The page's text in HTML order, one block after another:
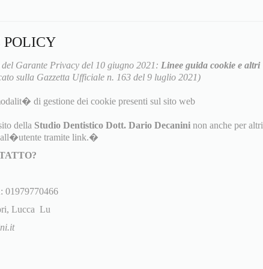
POLICY
Garante Privacy del 10 giugno 2021: Linee guida cookie e altri
sulla Gazzetta Ufficiale n. 163 del 9 luglio 2021)
di gestione dei cookie presenti sul sito web
della Studio Dentistico Dott. Dario Decanini non anche per altri
tramite link.�
01979770466
Lucca Lu